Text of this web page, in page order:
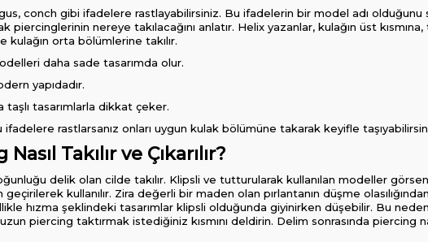
conch gibi ifadelere rastlayabilirsiniz. Bu ifadelerin bir model adı olduğunu
piercinglerinin nereye takılacağını anlatır. Helix yazanlar, kulağın üst kısmına,
kulağın orta bölümlerine takılır.
daha sade tasarımda olur.
yapıdadır.
taşlı tasarımlarla dikkat çeker.
rastlarsanız onları uygun kulak bölümüne takarak keyifle
Takılır ve Çıkarılır?
delik olan cilde takılır. Klipsli ve tutturularak kullanılan modeller
kullanılır. Zira değerli bir maden olan pırlantanın düşme
hızma şeklindeki tasarımlar klipsli olduğunda giyinirken düşebilir. Bu
piercing taktırmak istediğiniz kısmını deldirin. Delim sonrasında piercing